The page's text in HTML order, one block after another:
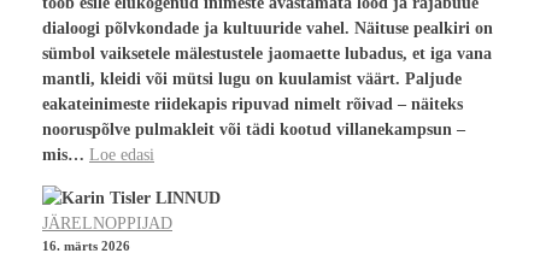
dialoogi põlvkondade ja kultuuride vahel. Näituse pealkiri on
sümbol vaiksetele mälestustele jaomaette lubadus, et iga vana
mantli, kleidi või mütsi lugu on kuulamist väärt. Paljude
eakateinimeste riidekapis ripuvad nimelt rõivad – näiteks
nooruspõlve pulmakleit või tädi kootud villanekampsun –
mis… Loe edasi
JÄRELNOPPIJAD
16. märts 2026